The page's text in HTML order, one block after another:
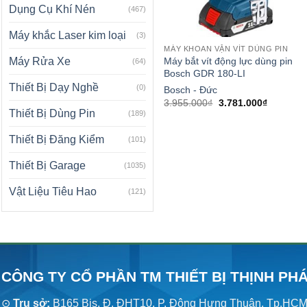
Dụng Cụ Khí Nén (467)
Máy khắc Laser kim loại (3)
Máy Rửa Xe (64)
Thiết Bị Dạy Nghề (0)
Thiết Bị Dùng Pin (189)
Thiết Bị Đăng Kiểm (101)
Thiết Bị Garage (1035)
Vật Liệu Tiêu Hao (121)
MÁY KHOAN VẶN VÍT DÙNG PIN
Máy bắt vít động lực dùng pin
Bosch GDR 180-LI
Bosch - Đức
3.955.000₫ Giá
3.781.000₫Giá
CÔNG TY CỔ PHẦN TM THIẾT BỊ THỊNH
⊙ Trụ sở: B165 Bis, Đ. ĐHT10, P. Đông Hưng Thuận, Tp.HCM